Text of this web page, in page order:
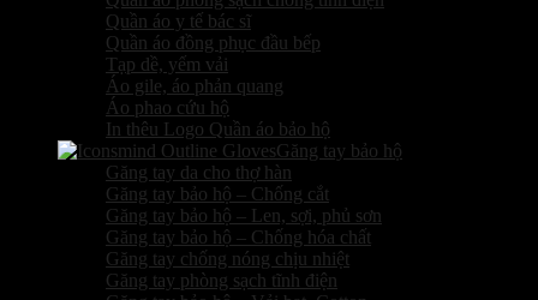
Quần áo y tế bác sĩ
Quần áo đồng phục đầu bếp
Tạp dề, yếm vải
Áo gile, áo phản quang
Áo phao cứu hộ
In thêu Logo Quần áo bảo hộ
Găng tay bảo hộ
Găng tay da cho thợ hàn
Găng tay bảo hộ – Chống cắt
Găng tay bảo hộ – Len, sợi, phủ sơn
Găng tay bảo hộ – Chống hóa chất
Găng tay chống nóng chịu nhiệt
Găng tay phòng sạch tĩnh điện